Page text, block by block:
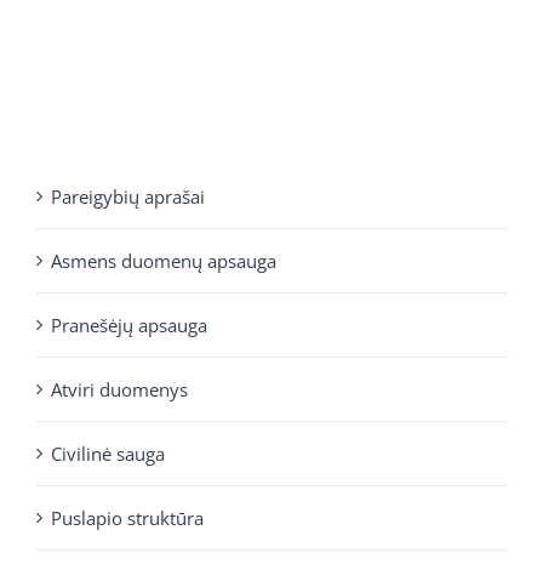
Pareigybių aprašai
Asmens duomenų apsauga
Pranešėjų apsauga
Atviri duomenys
Civilinė sauga
Puslapio struktūra